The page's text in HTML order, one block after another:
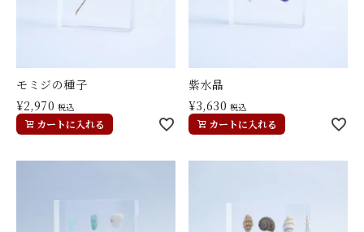
モミジの種子
¥2,970 税込
カートに入れる
紫水晶
¥3,630 税込
カートに入れる